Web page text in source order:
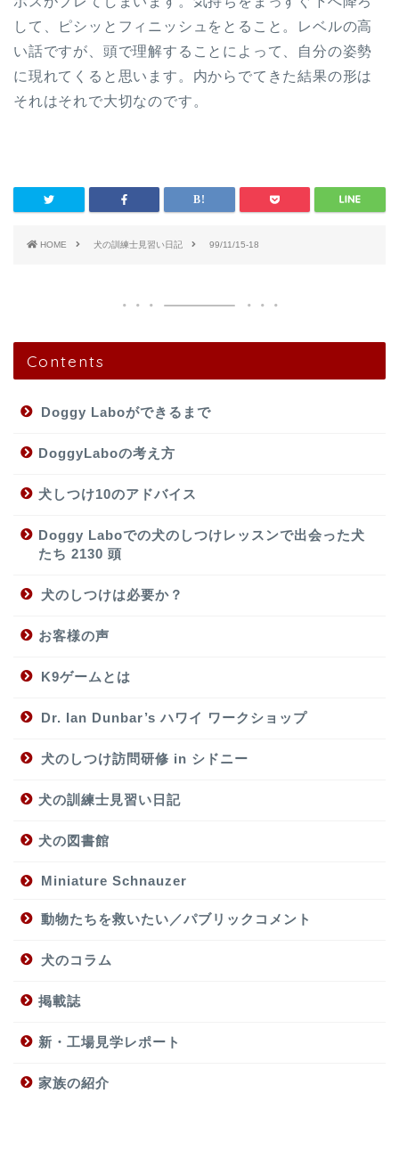
して、ピシッとフィニッシュをとること。レベルの高
い話ですが、頭で理解することによって、自分の姿勢
に現れてくると思います。内からでてきた結果の形は
それはそれで大切なのです。
HOME 犬の訓練士見習い日記 99/11/15-18
Contents
Doggy Laboができるまで
DoggyLaboの考え方
犬しつけ10のアドバイス
Doggy Laboでの犬のしつけレッスンで出会った犬
たち 2130 頭
犬のしつけは必要か？
お客様の声
K9ゲームとは
Dr. Ian Dunbar’s ハワイ ワークショップ
犬のしつけ訪問研修 in シドニー
犬の訓練士見習い日記
犬の図書館
Miniature Schnauzer
動物たちを救いたい／パブリックコメント
犬のコラム
掲載誌
新・工場見学レポート
家族の紹介